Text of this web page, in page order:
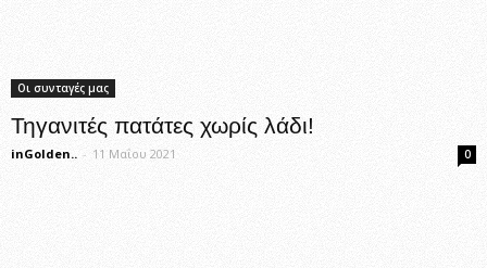
Οι συνταγές μας
Τηγανιτές πατάτες χωρίς λάδι!
inGolden.. - 11 Μαΐου 2021 0